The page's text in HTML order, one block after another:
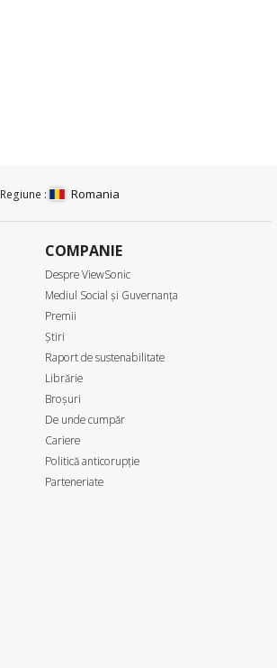
Regiune : Romania
COMPANIE
Despre ViewSonic
Mediul Social și Guvernanța
Premii
Știri
Raport de sustenabilitate
Librărie
Broșuri
De unde cumpăr
Cariere
Politică anticorupție
Parteneriate